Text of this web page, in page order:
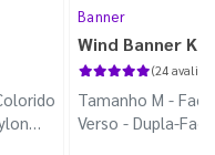
Banner
Wind Banner
(24
Tamanho M -
Verso - Dupla-